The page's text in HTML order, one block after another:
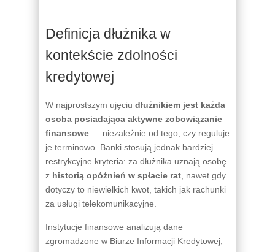
Definicja dłużnika w
kontekście zdolności
kredytowej
W najprostszym ujęciu dłużnikiem jest każda
osoba posiadająca aktywne zobowiązanie
finansowe — niezależnie od tego, czy reguluje
je terminowo. Banki stosują jednak bardziej
restrykcyjne kryteria: za dłużnika uznają osobę
z historią opóźnień w spłacie rat , nawet gdy
dotyczy to niewielkich kwot, takich jak rachunki
za usługi telekomunikacyjne.
Instytucje finansowe analizują dane
zgromadzone w Biurze Informacji Kredytowej,